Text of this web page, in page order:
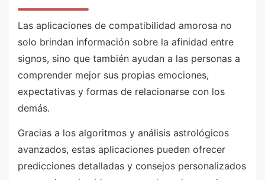
Las aplicaciones de compatibilidad amorosa no
solo brindan información sobre la afinidad entre
signos, sino que también ayudan a las personas a
comprender mejor sus propias emociones,
expectativas y formas de relacionarse con los
demás.
Gracias a los algoritmos y análisis astrológicos
avanzados, estas aplicaciones pueden ofrecer
predicciones detalladas y consejos personalizados